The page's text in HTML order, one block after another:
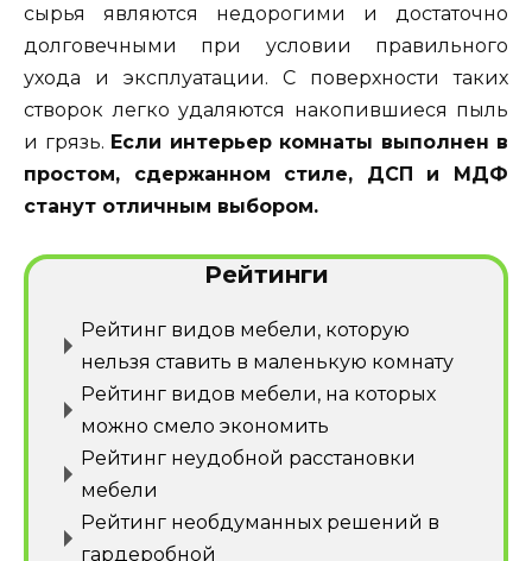
сырья являются недорогими и достаточно
долговечными при условии правильного
ухода и эксплуатации. С поверхности таких
створок легко удаляются накопившиеся пыль
и грязь. Если интерьер комнаты выполнен в
простом, сдержанном стиле, ДСП и МДФ
станут отличным выбором.
Рейтинги
Рейтинг видов мебели, которую
нельзя ставить в маленькую комнату
Рейтинг видов мебели, на которых
можно смело экономить
Рейтинг неудобной расстановки
мебели
Рейтинг необдуманных решений в
гардеробной